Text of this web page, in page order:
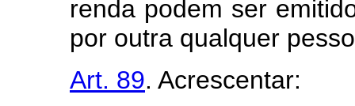
renda podem ser
por outra qualquer
Art. 89. Acrescentar: